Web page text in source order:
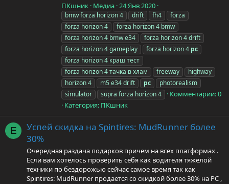
ПКшник Медиа 24 Янв 2020
bmw forza horizon 4 drift fh4
forza
forza horizon 4
forza horizon 4 bmw
forza horizon 4 bmw e34
forza horizon 4 drift
forza horizon 4 gameplay
forza horizon 4 pc
forza horizon 4 краш тест
forza horizon 4 тачка в хлам
freeway
highway
horizon 4
m5 e34 drift pc
photorealism
simulator
supra forza horizon 4
Комментарии: 0
Категория: ПКшник
E
Успей скидка на Spintires: MudRunner более
30%
Очередная раздача подарков причем на всех платформах .
Если вам хотелось проверить себя как водителя тяжелой
техники по бездорожью сейчас самое время так как
Spintires: MudRunner продается со скидкой более 30% на PC ,